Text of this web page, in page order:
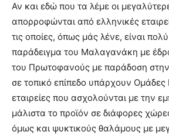
Αν και εδώ που τα λέμε οι
απορροφώνται από ελληνικές
τις οποίες, όπως μάς λένε, είναι
παράδειγμα του Μαλαγανάκη με
του Πρωτοφανούς με παράδοση
σε τοπικό επίπεδο υπάρχουν
εταιρείες που ασχολούνται με την
μάλιστα το προϊόν σε διάφορες
όμως και ψυκτικούς θαλάμους με